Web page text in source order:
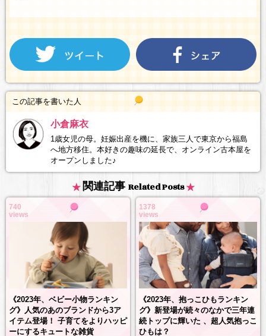
この記事を書いた人
小倉麻衣
1歳女児の母。妊娠出産を機に、家族三人で東京から福島
へ地方移住。本好きの趣味の延長で、オンライン古本屋を
オープンしました♪
関連記事 Related Posts
740
views
《2023年、ベビー小物ランキン
グ》人気のあのブランドから3ア
イテム登場！ 子育てをよりハッピ
ーにするキュートな雑貨
1378
views
《2023年、抱っこひもランキン
グ》新登場が続々のなかで三年連
続トップに輝いた 、超人気抱っこ
ひもは？